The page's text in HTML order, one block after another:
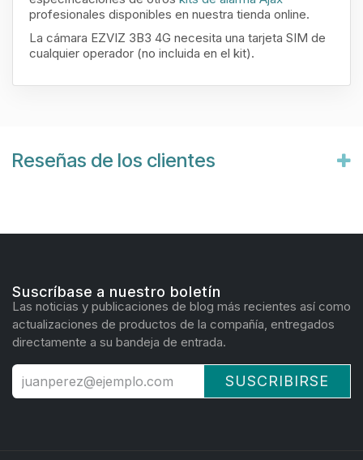
profesionales disponibles en nuestra tienda online.
La cámara EZVIZ 3B3 4G necesita una tarjeta SIM de
cualquier operador (no incluida en el kit).
Reseñas de los clientes
Suscríbase a nuestro boletín
Las noticias y publicaciones de blog más recientes así como
actualizaciones de productos de la compañía, entregados
directamente a su bandeja de entrada.
SUSCRIBIRSE